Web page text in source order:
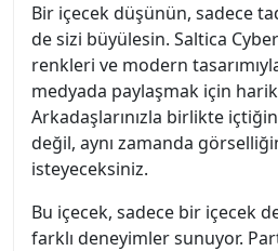
Bir içecek düşünün, sadece
de sizi büyülesin. Saltica
renkleri ve modern
medyada paylaşmak için
Arkadaşlarınızla birlikte
değil, aynı zamanda
isteyeceksiniz.
Bu içecek, sadece bir içecek
farklı deneyimler sunuyor.